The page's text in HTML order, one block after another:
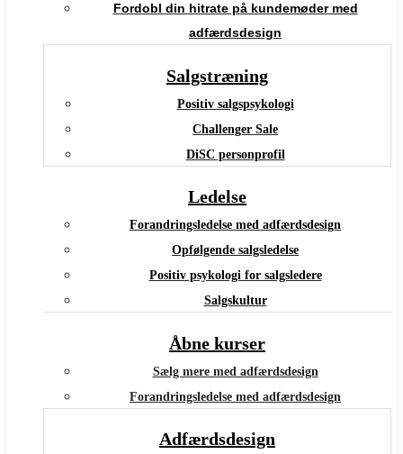
Fordobl din hitrate på kundemøder med
adfærdsdesign
Salgstræning
Positiv salgspsykologi
Challenger Sale
DiSC personprofil
Ledelse
Forandringsledelse med adfærdsdesign
Opfølgende salgsledelse
Positiv psykologi for salgsledere
Salgskultur
Åbne kurser
Sælg mere med adfærdsdesign
Forandringsledelse med adfærdsdesign
Adfærdsdesign